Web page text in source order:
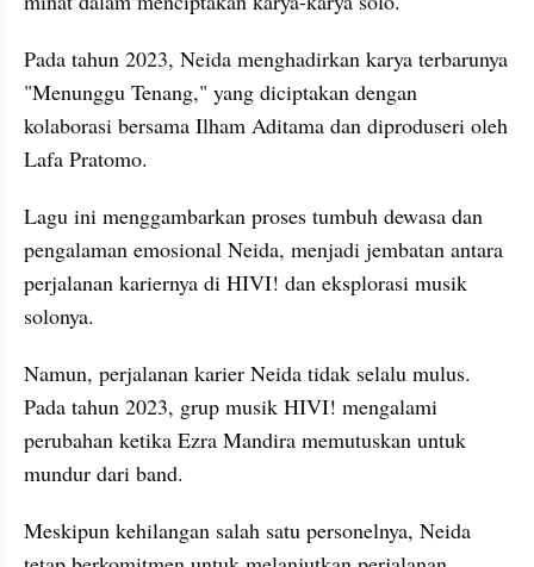
Pada tahun 2023, Neida menghadirkan karya terbarunya
"Menunggu Tenang," yang diciptakan dengan
kolaborasi bersama Ilham Aditama dan diproduseri oleh
Lafa Pratomo.
Lagu ini menggambarkan proses tumbuh dewasa dan
pengalaman emosional Neida, menjadi jembatan antara
perjalanan kariernya di HIVI! dan eksplorasi musik
solonya.
Namun, perjalanan karier Neida tidak selalu mulus.
Pada tahun 2023, grup musik HIVI! mengalami
perubahan ketika Ezra Mandira memutuskan untuk
mundur dari band.
Meskipun kehilangan salah satu personelnya, Neida